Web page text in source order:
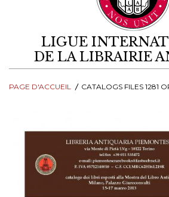
LIGUE
DE LA LIBRAIRIE
PAGE D'ACCUEIL CATALOGS FILES 1281